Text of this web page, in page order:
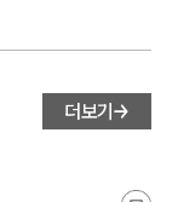
더보기